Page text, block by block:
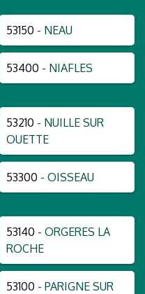
53150 - NEAU
53400 - NIAFLES
53210 - NUILLE SUR
OUETTE
53300 - OISSEAU
53140 - ORGERES LA
ROCHE
53100 - PARIGNE SUR